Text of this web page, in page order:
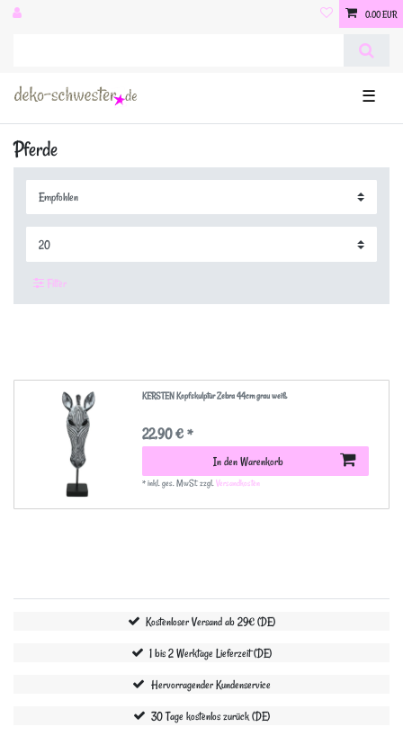
0,00 EUR
☰
Pferde
Filter
KERSTEN Kopfskulptur Zebra 44cm grau weiß
22,90 € *
In den Warenkorb
*inkl. ges. MwSt.zzgl.Versandkosten
Kostenloser Versand ab 29€ (DE)
1 bis 2 Werktage Lieferzeit (DE)
Hervorragender Kundenservice
30 Tage kostenlos zurück (DE)